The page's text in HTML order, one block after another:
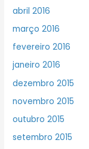
abril 2016
março 2016
fevereiro 2016
janeiro 2016
dezembro 2015
novembro 2015
outubro 2015
setembro 2015